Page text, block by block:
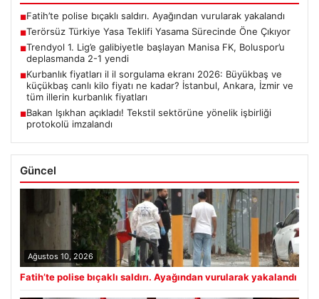
■Fatih’te polise bıçaklı saldırı. Ayağından vurularak yakalandı
■Terörsüz Türkiye Yasa Teklifi Yasama Sürecinde Öne Çıkıyor
■Trendyol 1. Lig’e galibiyetle başlayan Manisa FK, Boluspor’u
deplasmanda 2-1 yendi
■Kurbanlık fiyatları il il sorgulama ekranı 2026: Büyükbaş ve
küçükbaş canlı kilo fiyatı ne kadar? İstanbul, Ankara, İzmir ve
tüm illerin kurbanlık fiyatları
■Bakan Işıkhan açıkladı! Tekstil sektörüne yönelik işbirliği
protokolü imzalandı
Güncel
Ağustos 10, 2026
Fatih’te polise bıçaklı saldırı. Ayağından vurularak yakalandı